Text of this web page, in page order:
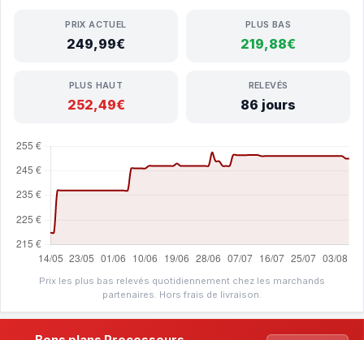
PRIX ACTUEL
249,99€
PLUS BAS
219,88€
PLUS HAUT
252,49€
RELEVÉS
86 jours
Prix les plus bas relevés quotidiennement chez les marchands
partenaires. Hors frais de livraison.